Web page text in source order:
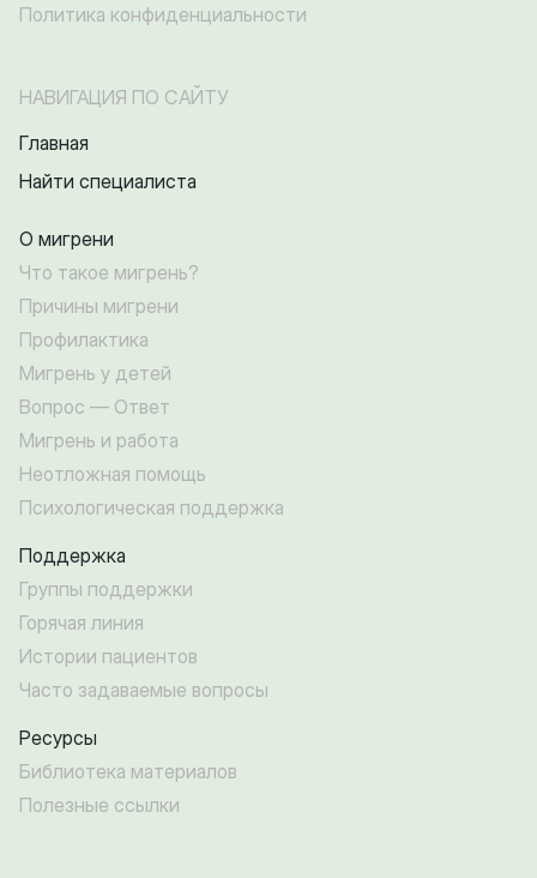
Политика конфиденциальности
НАВИГАЦИЯ ПО САЙТУ
Главная
Найти специалиста
О мигрени
Что такое мигрень?
Причины мигрени
Профилактика
Мигрень у детей
Вопрос — Ответ
Мигрень и работа
Неотложная помощь
Психологическая поддержка
Поддержка
Группы поддержки
Горячая линия
Истории пациентов
Часто задаваемые вопросы
Ресурсы
Библиотека материалов
Полезные ссылки